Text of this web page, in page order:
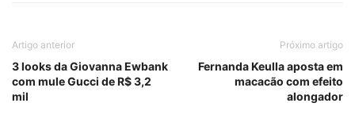
Artigo anterior
3 looks da Giovanna Ewbank
com mule Gucci de R$ 3,2
mil
Próximo artigo
Fernanda Keulla aposta em
macacão com efeito
alongador